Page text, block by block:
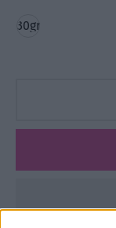
30gr